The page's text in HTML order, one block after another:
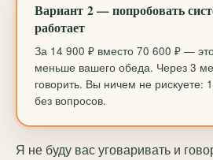
Вариант 2 — попробовать
работает
За 14 900 ₽ вместо 70 600 ₽ —
меньше вашего обеда. Через 3
говорить. Вы ничем не рискуете:
без вопросов.
Я не буду вас уговаривать и